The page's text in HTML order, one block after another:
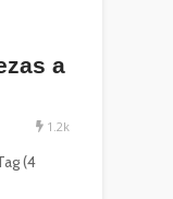
a
1.2k
(4